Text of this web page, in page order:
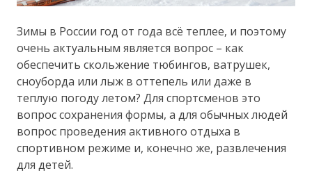
Зимы в России год от года всё теплее, и поэтому
очень актуальным является вопрос – как
обеспечить скольжение тюбингов, ватрушек,
сноуборда или лыж в оттепель или даже в
теплую погоду летом? Для спортсменов это
вопрос сохранения формы, а для обычных людей
вопрос проведения активного отдыха в
спортивном режиме и, конечно же, развлечения
для детей.